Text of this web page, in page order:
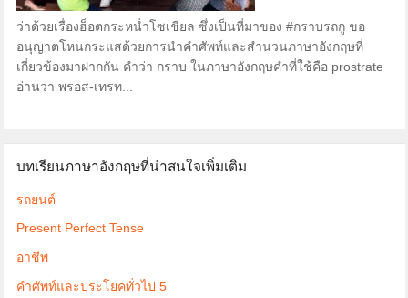
ว่าด้วยเรื่องฮ็อตกระหน่ำโซเชียล ซึ่งเป็นที่มาของ #กราบรถกู ขอ
อนุญาตโหนกระแสด้วยการนำคำศัพท์และสำนวนภาษาอังกฤษที่
เกี่ยวข้องมาฝากกัน คำว่า กราบ ในภาษาอังกฤษคำที่ใช้คือ prostrate
อ่านว่า พรอส-เทรท...
บทเรียนภาษาอังกฤษที่น่าสนใจเพิ่มเติม
รถยนต์
Present Perfect Tense
อาชีพ
คำศัพท์และประโยคทั่วไป 5